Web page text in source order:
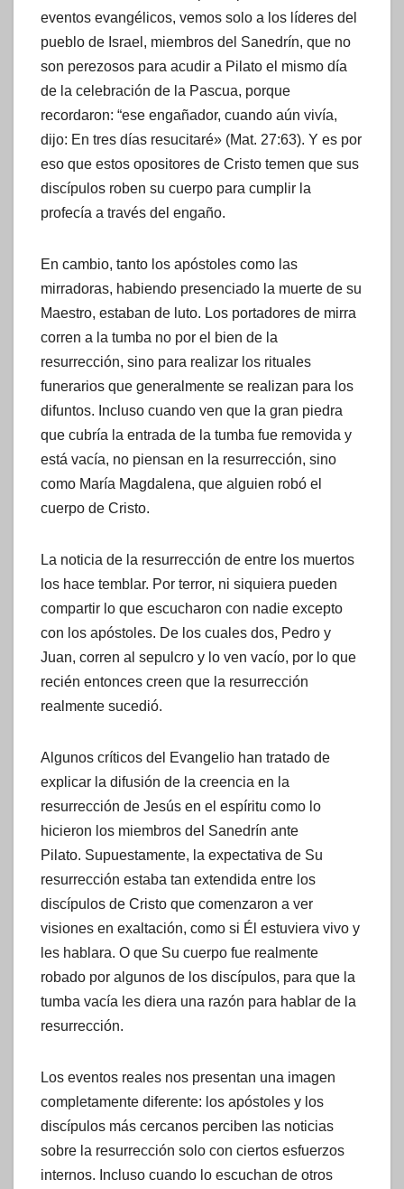
eventos evangélicos, vemos solo a los líderes del
pueblo de Israel, miembros del Sanedrín, que no
son perezosos para acudir a Pilato el mismo día
de la celebración de la Pascua, porque
recordaron: “ese engañador, cuando aún vivía,
dijo: En tres días resucitaré» (Mat. 27:63). Y es por
eso que estos opositores de Cristo temen que sus
discípulos roben su cuerpo para cumplir la
profecía a través del engaño.
En cambio, tanto los apóstoles como las
mirradoras, habiendo presenciado la muerte de su
Maestro, estaban de luto. Los portadores de mirra
corren a la tumba no por el bien de la
resurrección, sino para realizar los rituales
funerarios que generalmente se realizan para los
difuntos. Incluso cuando ven que la gran piedra
que cubría la entrada de la tumba fue removida y
está vacía, no piensan en la resurrección, sino
como María Magdalena, que alguien robó el
cuerpo de Cristo.
La noticia de la resurrección de entre los muertos
los hace temblar. Por terror, ni siquiera pueden
compartir lo que escucharon con nadie excepto
con los apóstoles. De los cuales dos, Pedro y
Juan, corren al sepulcro y lo ven vacío, por lo que
recién entonces creen que la resurrección
realmente sucedió.
Algunos críticos del Evangelio han tratado de
explicar la difusión de la creencia en la
resurrección de Jesús en el espíritu como lo
hicieron los miembros del Sanedrín ante
Pilato. Supuestamente, la expectativa de Su
resurrección estaba tan extendida entre los
discípulos de Cristo que comenzaron a ver
visiones en exaltación, como si Él estuviera vivo y
les hablara. O que Su cuerpo fue realmente
robado por algunos de los discípulos, para que la
tumba vacía les diera una razón para hablar de la
resurrección.
Los eventos reales nos presentan una imagen
completamente diferente: los apóstoles y los
discípulos más cercanos perciben las noticias
sobre la resurrección solo con ciertos esfuerzos
internos. Incluso cuando lo escuchan de otros